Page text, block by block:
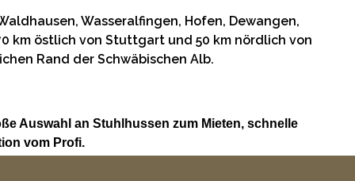
Wasseralfingen, Hofen, Dewangen,
km östlich von Stuttgart und 50 km nördlich von
Rand der Schwäbischen Alb.
Auswahl an Stuhlhussen zum Mieten, schnelle
vom Profi.